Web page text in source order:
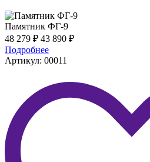
Памятник ФГ-9
48 279 ₽ 43 890 ₽
Подробнее
Артикул: 00011